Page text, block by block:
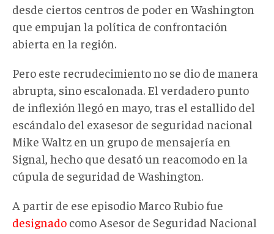
desde ciertos centros de poder en Washington
que empujan la política de confrontación
abierta en la región.
Pero este recrudecimiento no se dio de manera
abrupta, sino escalonada. El verdadero punto
de inflexión llegó en mayo, tras el estallido del
escándalo del exasesor de seguridad nacional
Mike Waltz en un grupo de mensajería en
Signal, hecho que desató un reacomodo en la
cúpula de seguridad de Washington.
A partir de ese episodio Marco Rubio fue
designado como Asesor de Seguridad Nacional